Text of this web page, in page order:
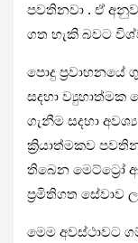
පවතිනවා . ඒ
ගත හැකි බවට
පොදු
සදහා ව්‍යුහාත්මක
ගැනීම සදහා
ක්‍රියාත්මකව
තිබෙන මෙට්ට්‍රෝ
ප්‍රමිතිගත සේවාව
මෙම අවස්ථාවට